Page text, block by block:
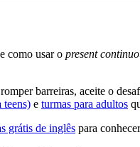
como usar o present
barreiras, aceite o
teens) e turmas para adultos
grátis de inglês para